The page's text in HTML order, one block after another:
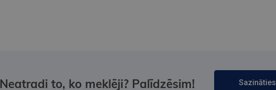
Neatradi to, ko meklēji? Palīdzēsim! Sazināties